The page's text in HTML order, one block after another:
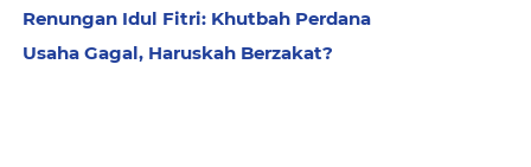
Renungan Idul Fitri: Khutbah Perdana
Usaha Gagal, Haruskah Berzakat?